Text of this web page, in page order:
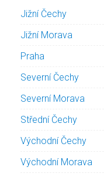
Jižní Čechy
Jižní Morava
Praha
Severní Čechy
Severní Morava
Střední Čechy
Východní Čechy
Východní Morava